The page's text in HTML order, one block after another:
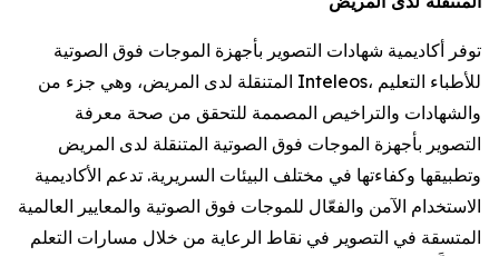
توفر أكاديمية شهادات التصوير بأجهزة الموجات فوق الصوتية
المتنقلة لدى المريض، وهي جزء من Inteleos، للأطباء التعليم
والشهادات والتراخيص المصممة للتحقق من صحة معرفة
التصوير بأجهزة الموجات فوق الصوتية المتنقلة لدى المريض
وتطبيقها وكفاءتها في مختلف البيئات السريرية. تدعم الأكاديمية
الاستخدام الآمن والفعّال للموجات فوق الصوتية والمعايير العالمية
المتسقة في التصوير في نقاط الرعاية من خلال مسارات التعلم